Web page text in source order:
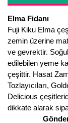
Elma Fidanı
Fuji Kiku Elma
zemin üzerine
ve gevrektir.
edilebilen yeme
çeşittir. Hasat
Tozlayıcıları,
Delicious
dikkate alarak
Goji Berry Fidanı
Hünnap Fidanı
İncir Fidanı
Kapari Gebre
Kayısı Fidanı